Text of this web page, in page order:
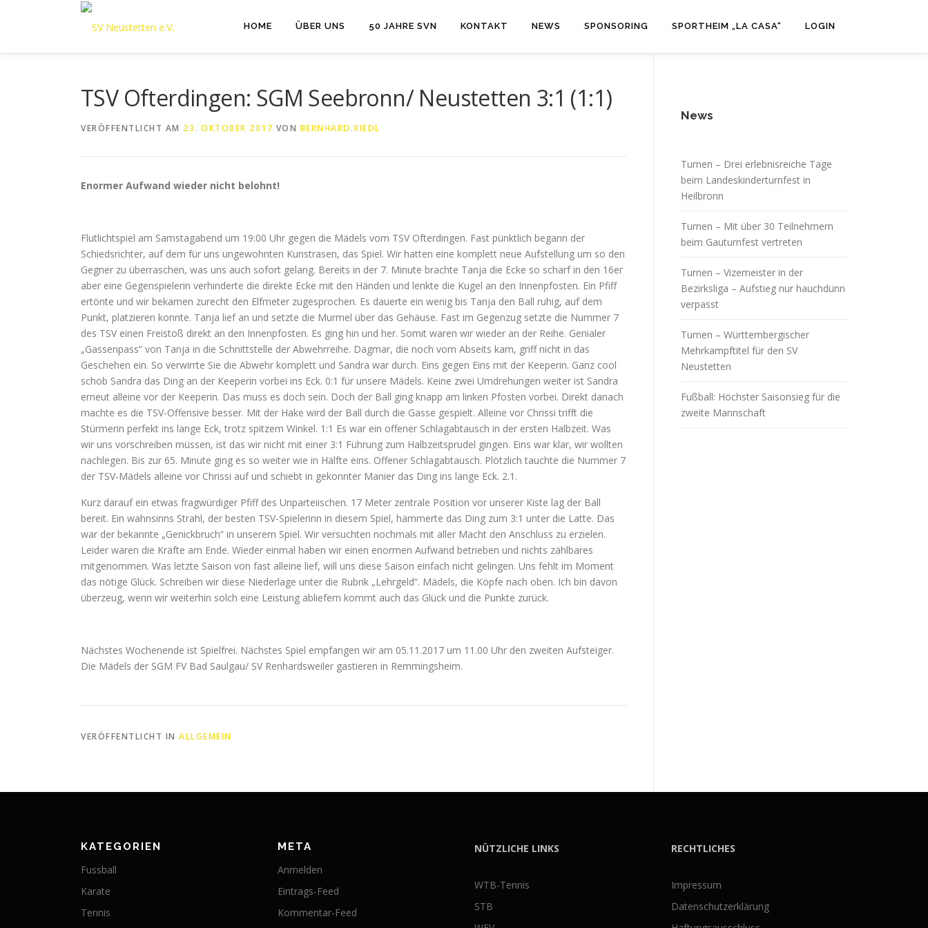
HOME ÜBER UNS 50 JAHRE SVN KONTAKT NEWS SPONSORING SPORTHEIM „LA CASA“ LOGIN
TSV Ofterdingen: SGM Seebronn/ Neustetten 3:1 (1:1)
VERÖFFENTLICHT AM 23. OKTOBER 2017 VON BERNHARD.RIEDL
Enormer Aufwand wieder nicht belohnt!
Flutlichtspiel am Samstagabend um 19:00 Uhr gegen die Mädels vom TSV Ofterdingen. Fast pünktlich begann der
Schiedsrichter, auf dem für uns ungewohnten Kunstrasen, das Spiel. Wir hatten eine komplett neue Aufstellung um so den
Gegner zu überraschen, was uns auch sofort gelang. Bereits in der 7. Minute brachte Tanja die Ecke so scharf in den 16er
aber eine Gegenspielerin verhinderte die direkte Ecke mit den Händen und lenkte die Kugel an den Innenpfosten. Ein Pfiff
ertönte und wir bekamen zurecht den Elfmeter zugesprochen. Es dauerte ein wenig bis Tanja den Ball ruhig, auf dem
Punkt, platzieren konnte. Tanja lief an und setzte die Murmel über das Gehäuse. Fast im Gegenzug setzte die Nummer 7
des TSV einen Freistoß direkt an den Innenpfosten. Es ging hin und her. Somit waren wir wieder an der Reihe. Genialer
„Gassenpass“ von Tanja in die Schnittstelle der Abwehrreihe. Dagmar, die noch vom Abseits kam, griff nicht in das
Geschehen ein. So verwirrte Sie die Abwehr komplett und Sandra war durch. Eins gegen Eins mit der Keeperin. Ganz cool
schob Sandra das Ding an der Keeperin vorbei ins Eck. 0:1 für unsere Mädels. Keine zwei Umdrehungen weiter ist Sandra
erneut alleine vor der Keeperin. Das muss es doch sein. Doch der Ball ging knapp am linken Pfosten vorbei. Direkt danach
machte es die TSV-Offensive besser. Mit der Hake wird der Ball durch die Gasse gespielt. Alleine vor Chrissi trifft die
Stürmerin perfekt ins lange Eck, trotz spitzem Winkel. 1:1 Es war ein offener Schlagabtausch in der ersten Halbzeit. Was
wir uns vorschreiben müssen, ist das wir nicht mit einer 3:1 Führung zum Halbzeitsprudel gingen. Eins war klar, wir wollten
nachlegen. Bis zur 65. Minute ging es so weiter wie in Hälfte eins. Offener Schlagabtausch. Plötzlich tauchte die Nummer 7
der TSV-Mädels alleine vor Chrissi auf und schiebt in gekonnter Manier das Ding ins lange Eck. 2.1.
Kurz darauf ein etwas fragwürdiger Pfiff des Unparteiischen. 17 Meter zentrale Position vor unserer Kiste lag der Ball
bereit. Ein wahnsinns Strahl, der besten TSV-Spielerinn in diesem Spiel, hämmerte das Ding zum 3:1 unter die Latte. Das
war der bekannte „Genickbruch“ in unserem Spiel. Wir versuchten nochmals mit aller Macht den Anschluss zu erzielen.
Leider waren die Kräfte am Ende. Wieder einmal haben wir einen enormen Aufwand betrieben und nichts zählbares
mitgenommen. Was letzte Saison von fast alleine lief, will uns diese Saison einfach nicht gelingen. Uns fehlt im Moment
das nötige Glück. Schreiben wir diese Niederlage unter die Rubrik „Lehrgeld“. Mädels, die Köpfe nach oben. Ich bin davon
überzeug, wenn wir weiterhin solch eine Leistung abliefern kommt auch das Glück und die Punkte zurück.
Nächstes Wochenende ist Spielfrei. Nächstes Spiel empfangen wir am 05.11.2017 um 11.00 Uhr den zweiten Aufsteiger.
Die Mädels der SGM FV Bad Saulgau/ SV Renhardsweiler gastieren in Remmingsheim.
VERÖFFENTLICHT IN ALLGEMEIN
News
Turnen – Drei erlebnisreiche Tage
beim Landeskinderturnfest in
Heilbronn
Turnen – Mit über 30 Teilnehmern
beim Gauturnfest vertreten
Turnen – Vizemeister in der
Bezirksliga – Aufstieg nur hauchdünn
verpasst
Turnen – Württembergischer
Mehrkampftitel für den SV
Neustetten
Fußball: Höchster Saisonsieg für die
zweite Mannschaft
KATEGORIEN
Fussball
Karate
Tennis
META
Anmelden
Eintrags-Feed
Kommentar-Feed
NÜTZLICHE LINKS
WTB-Tennis
STB
RECHTLICHES
Impressum
Datenschutzerklärung